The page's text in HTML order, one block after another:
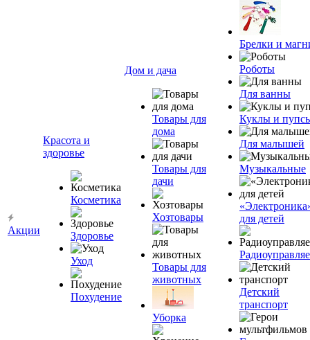
Акции
Красота и
здоровье
Косметика
Здоровье
Уход
Похудение
Дом и дача
Товары для
дома
Товары для
дачи
Хозтовары
Товары для
животных
Уборка
Брелки и
Роботы
Для ванны
Куклы и
Для малышей
Музыкальные
для детей
Детский
транспорт